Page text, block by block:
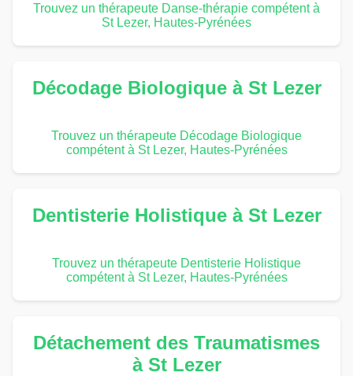
Trouvez un thérapeute Danse-thérapie compétent à
St Lezer, Hautes-Pyrénées
Décodage Biologique à St Lezer
Trouvez un thérapeute Décodage Biologique
compétent à St Lezer, Hautes-Pyrénées
Dentisterie Holistique à St Lezer
Trouvez un thérapeute Dentisterie Holistique
compétent à St Lezer, Hautes-Pyrénées
Détachement des Traumatismes
à St Lezer